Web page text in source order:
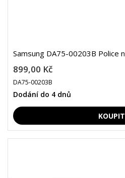
Samsung DA75-00203B Police
899,00 Kč
DA75-00203B
Dodání do 4 dnů